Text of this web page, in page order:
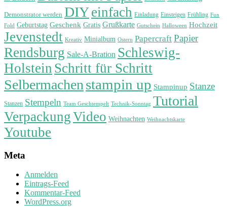
Demonstrator werden DIYeinfach Einladung Einsteigen Frühling Fun
Fold Geburtstag Geschenk Gratis Grußkarte Gutschein Halloween Hochzeit
Jevenstedt Kreativ Minialbum Ostern Papercraft Papier
Rendsburg Sale-A-Bration Schleswig-
Holstein Schritt für Schritt
Selbermachen stampin up Stampinup Stanze
Stanzen Stempeln Team Geschtempelt Technik-Sonntag Tutorial
VerpackungVideo Weihnachten Weihnachtskarte
Youtube
Meta
Anmelden
Eintrags-Feed
Kommentar-Feed
WordPress.org